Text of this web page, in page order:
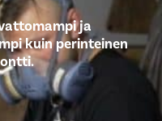
ja
kuin perinteinen